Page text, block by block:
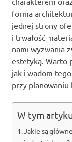
forma
jednej strony
i trwałość
nami wyzwania
estetyką. Warto
jak i wadom
przy planowaniu
W tym
Jakie są